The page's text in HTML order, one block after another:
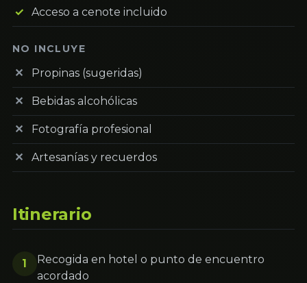
Acceso a cenote incluido
NO INCLUYE
Propinas (sugeridas)
Bebidas alcohólicas
Fotografía profesional
Artesanías y recuerdos
Itinerario
1
Recogida en hotel o punto de encuentro
acordado